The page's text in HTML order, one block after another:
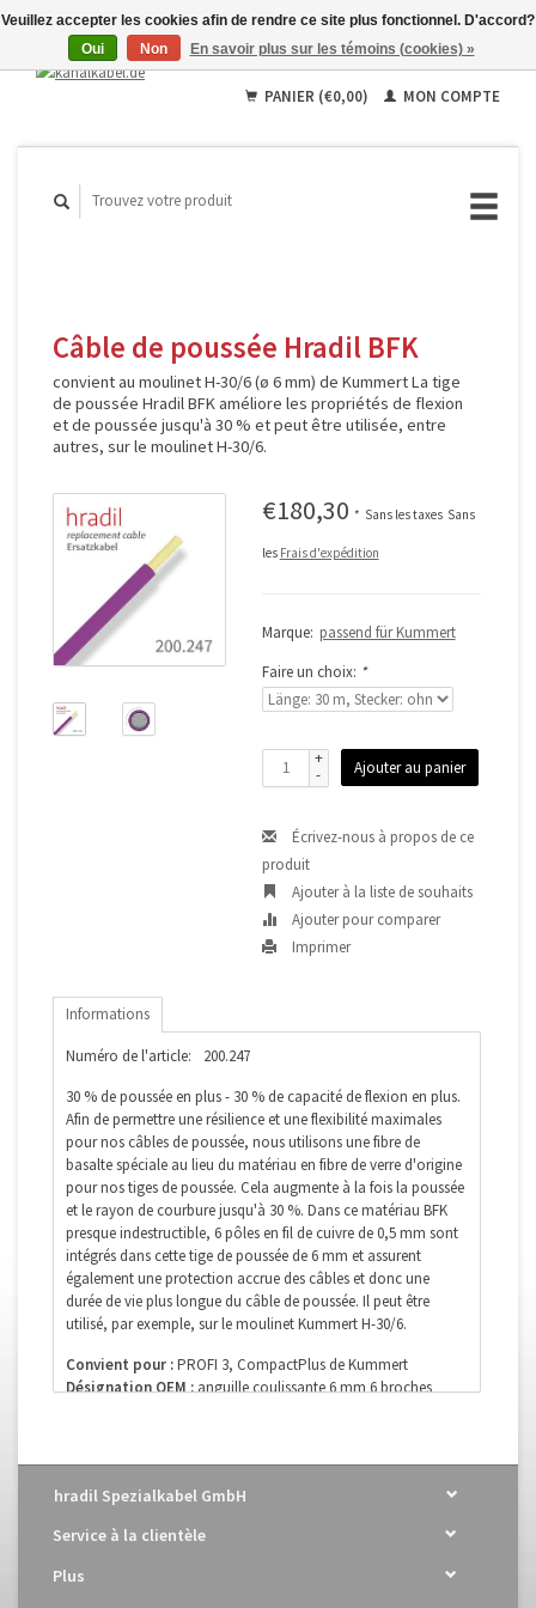
Français
English
PANIER (€0,00) MON COMPTE
Câble de poussée Hradil BFK
convient au moulinet H-30/6 (ø 6 mm) de Kummert La tige
de poussée Hradil BFK améliore les propriétés de flexion
et de poussée jusqu'à 30 % et peut être utilisée, entre
autres, sur le moulinet H-30/6.
€180,30 * Sans les taxes Sans
les Frais d'expédition
Marque: passend für Kummert
Faire un choix: *
+
-
Ajouter au panier
Écrivez-nous à propos de ce
produit
Ajouter à la liste de souhaits
Ajouter pour comparer
Imprimer
Informations
Numéro de l'article:
200.247
30 % de poussée en plus - 30 % de capacité de flexion en plus.
Afin de permettre une résilience et une flexibilité maximales
pour nos câbles de poussée, nous utilisons une fibre de
basalte spéciale au lieu du matériau en fibre de verre d'origine
pour nos tiges de poussée. Cela augmente à la fois la poussée
et le rayon de courbure jusqu'à 30 %. Dans ce matériau BFK
presque indestructible, 6 pôles en fil de cuivre de 0,5 mm sont
intégrés dans cette tige de poussée de 6 mm et assurent
également une protection accrue des câbles et donc une
durée de vie plus longue du câble de poussée. Il peut être
utilisé, par exemple, sur le moulinet Kummert H-30/6.
Convient pour :PROFI 3, CompactPlus de Kummert
Désignation OEM :anguille coulissante 6 mm 6 broches
longueurs personnalisées et spéciales. Veuillez utiliser notre
contactez-nous directement au tél : +49 (0)7142 78891-0
hradil Spezialkabel GmbH
Service à la clientèle
Plus
Veuillez accepter les cookies afin de rendre ce site plus fonctionnel. D'accord?
Oui
Non En savoir plus sur les témoins (cookies) »